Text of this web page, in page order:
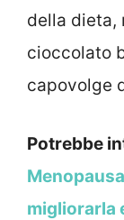
della dieta,
cioccolato
capovolge
Potrebbe
migliorarla